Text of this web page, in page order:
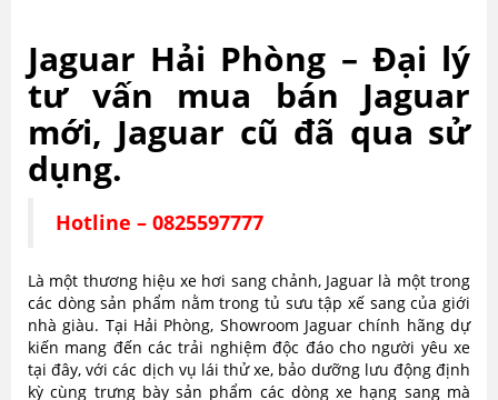
Jaguar Hải Phòng – Đại lý
tư vấn mua bán Jaguar
mới, Jaguar cũ đã qua sử
dụng.
Hotline – 0825597777
Là một thương hiệu xe hơi sang chảnh, Jaguar là một trong
các dòng sản phẩm nằm trong tủ sưu tập xế sang của giới
nhà giàu. Tại Hải Phòng, Showroom Jaguar chính hãng dự
kiến mang đến các trải nghiệm độc đáo cho người yêu xe
tại đây, với các dịch vụ lái thử xe, bảo dưỡng lưu động định
kỳ cùng trưng bày sản phẩm các dòng xe hạng sang mà